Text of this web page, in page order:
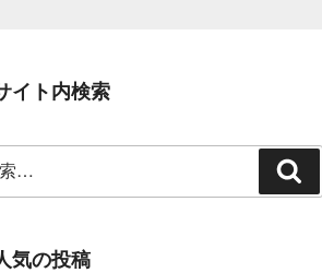
イト内検索
索
気の投稿